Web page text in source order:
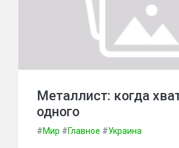
Металлист: когда
одного
#Мир #Главное #Украина